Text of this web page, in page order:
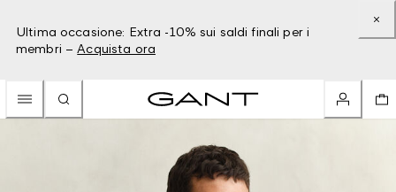
Ultima occasione: Extra -10% sui saldi finali per i
membri – Acquista ora